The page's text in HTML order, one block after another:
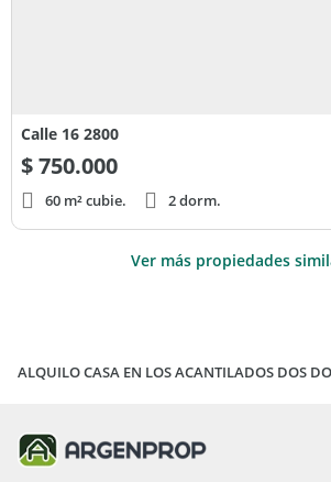
Calle 16 2800
$750.000
60 m² cubie. 2 dorm.
Ver más propiedades